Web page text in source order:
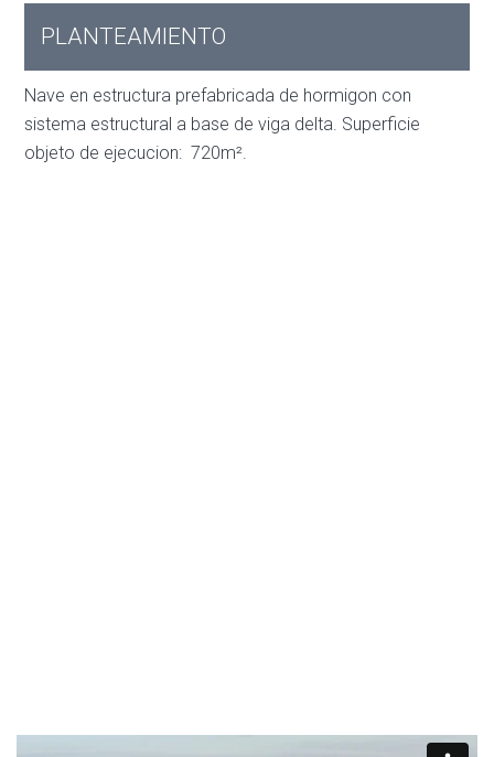
PLANTEAMIENTO
Nave en estructura prefabricada de hormigon con
sistema estructural a base de viga delta. Superficie
objeto de ejecucion: 720m².